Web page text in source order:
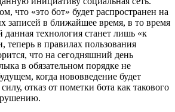
что «это бот» будет распространен на
записей в ближайшее время, в то время
технология станет лишь «к
теперь в правилах пользования
что на сегодняшний день
в обязательном порядке не
когда нововведение будет
отказ от пометки бота как такового